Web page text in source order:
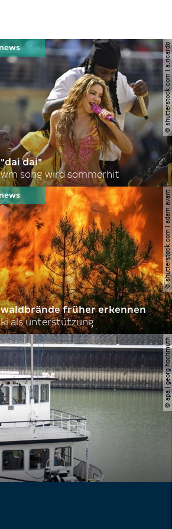
© shutterstock.com | a.ricardo
"dai dai"
wm song wird sommerhit
© shutterstock.com | adam avant
waldbrände früher erkennen
ki als unterstützung
© apa | georg hochmuth